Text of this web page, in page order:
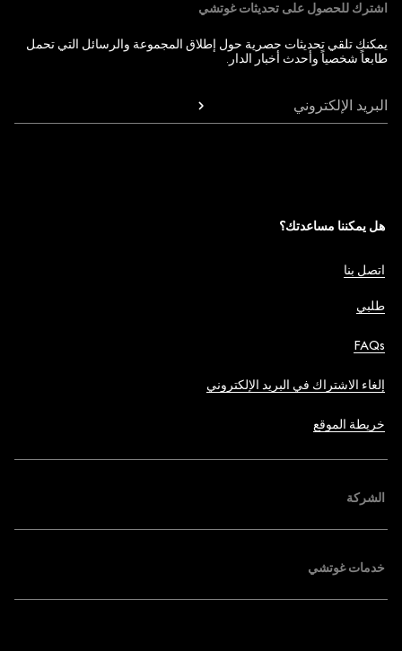
اشترك للحصول على تحديثات غوتشي
يمكنك تلقي تحديثات حصرية حول إطلاق المجموعة والرسائل التي تحمل
طابعاً شخصياً وأحدث أخبار الدار.
البريد الإلكتروني
هل يمكننا مساعدتك؟
اتصل بنا
طلبي
FAQs
إلغاء الاشتراك في البريد الإلكتروني
خريطة الموقع
الشركة
خدمات غوتشي